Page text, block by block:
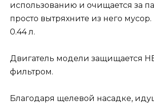
использованию и очищается за
просто вытряхните из него
0.44 л.
Двигатель модели защищается
фильтром.
Благодаря щелевой насадке,